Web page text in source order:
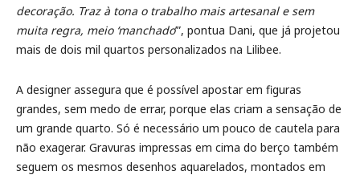
decoração. Traz à tona o trabalho mais artesanal e sem
muita regra, meio ‘manchado’”, pontua Dani, que já projetou
mais de dois mil quartos personalizados na Lilibee.
A designer assegura que é possível apostar em figuras
grandes, sem medo de errar, porque elas criam a sensação de
um grande quarto. Só é necessário um pouco de cautela para
não exagerar. Gravuras impressas em cima do berço também
seguem os mesmos desenhos aquarelados, montados em